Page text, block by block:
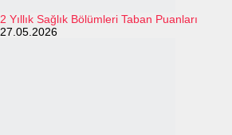
2 Yıllık Sağlık Bölümleri Taban Puanları
27.05.2026